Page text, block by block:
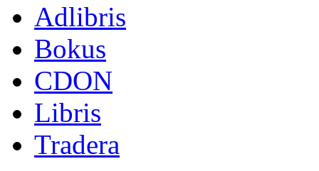
Adlibris
Bokus
CDON
Libris
Tradera